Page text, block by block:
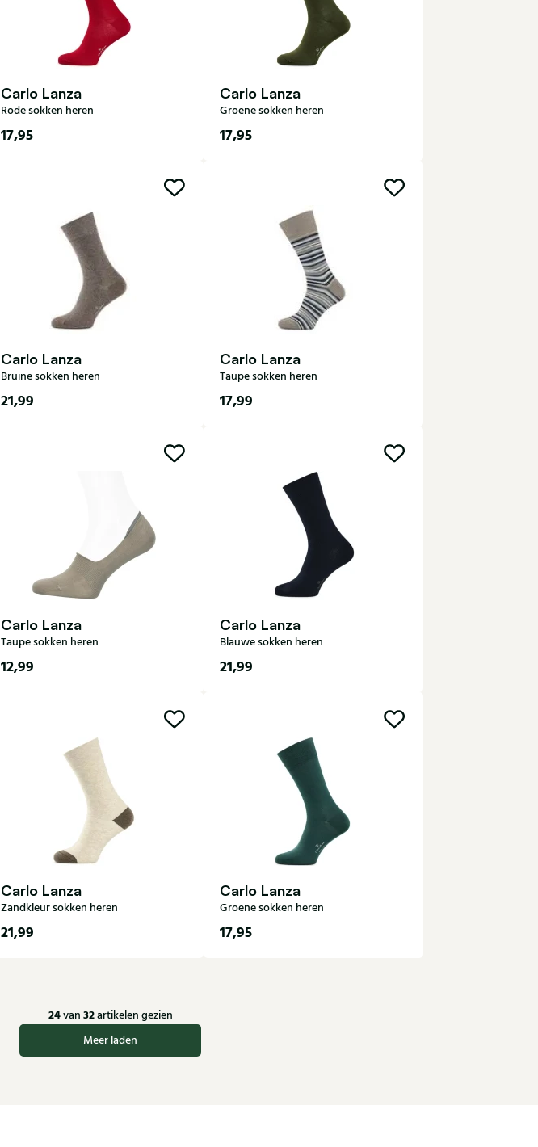
Carlo Lanza
Rode sokken heren
17,95
Carlo Lanza
Groene sokken heren
17,95
Carlo Lanza
Bruine sokken heren
21,99
Carlo Lanza
Taupe sokken heren
17,99
Carlo Lanza
Taupe sokken heren
12,99
Carlo Lanza
Blauwe sokken heren
21,99
Carlo Lanza
Zandkleur sokken heren
21,99
Carlo Lanza
Groene sokken heren
17,95
24van 32artikelen gezien
Meer laden